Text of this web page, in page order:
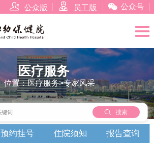
 公众版  员工版  公众号
 搜索
医疗服务
位置：医疗服务>专家风采
预约挂号 住院须知 报告查询